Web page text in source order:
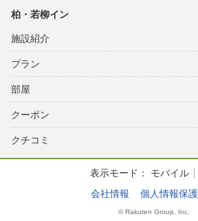
柏・若柳イン
施設紹介
プラン
部屋
クーポン
クチコミ
表示モード： モバイル
会社情報
個人情報保
© Rakuten Group, Inc.